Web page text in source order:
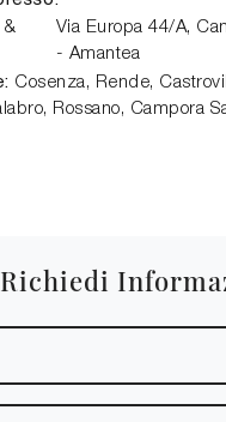
&
Via Europa 44/A,
- Amantea
Cosenza, Rende,
Rossano, Campora
Richiedi